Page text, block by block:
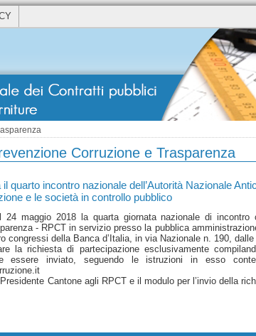
Corruzione e Trasparenza
quarto incontro nazionale dell’Autorità Nazionale
e le società in controllo pubblico
maggio 2018 la quarta giornata nazionale di
- RPCT in servizio presso la pubblica
congressi della Banca d’Italia, in via Nazionale n. 190,
la richiesta di partecipazione esclusivamente
essere inviato, seguendo le istruzioni in esso
Cantone agli RPCT e il modulo per l’invio della